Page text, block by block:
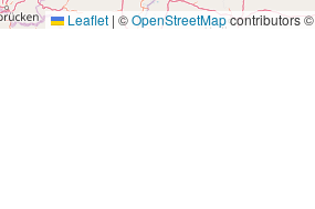
Leaflet | ©OpenStreetMapcontributors ©